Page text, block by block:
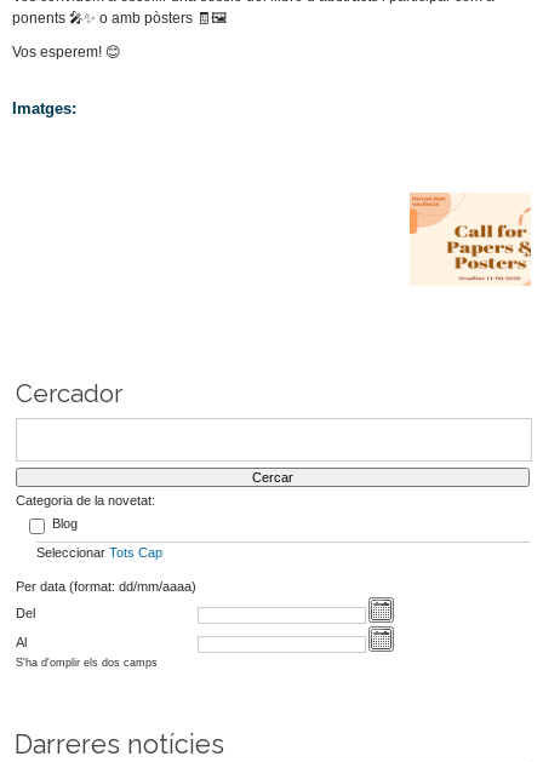
ponents 🎤✨ o amb pòsters 🧾🖼️
Vos esperem! 😊
Imatges:
Cercador
Categoria de la novetat:
Blog
Seleccionar Tots Cap
Per data (format: dd/mm/aaaa)
Del
Al
S'ha d'omplir els dos camps
Darreres notícies